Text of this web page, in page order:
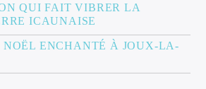
QUI FAIT VIBRER LA
ICAUNAISE
ENCHANTÉ À JOUX-LA-